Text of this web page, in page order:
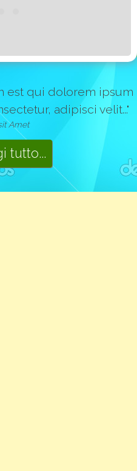
est qui dolorem ipsum
adipisci velit..."
Amet
tutto...